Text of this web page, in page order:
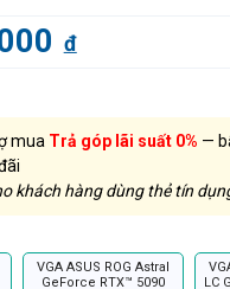
đ
mua Trả góp lãi suất 0% —
khách hàng dùng thẻ tín
VGA ASUS ROG Astral
GeForce RTX™ 5090
LC